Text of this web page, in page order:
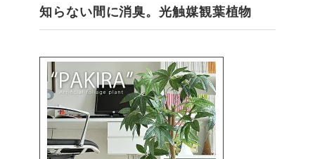
知らない間に消臭。光触媒観葉植物